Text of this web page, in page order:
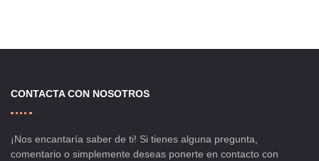
CONTACTA CON NOSOTROS
¡Nos encantaría saber de ti! Si tienes alguna pregunta,
comentario o simplemente deseas ponerte en contacto con